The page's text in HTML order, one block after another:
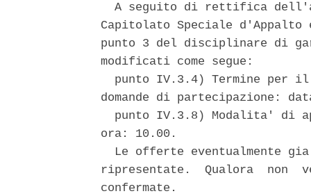
A seguito di rettifica
Capitolato Speciale
punto 3 del disciplinare di
modificati come segue:
punto IV.3.4) Termine per
domande di partecipazione:
punto IV.3.8) Modalita' di
ora: 10.00.
Le offerte eventualmente
ripresentate.  Qualora  non
confermate.